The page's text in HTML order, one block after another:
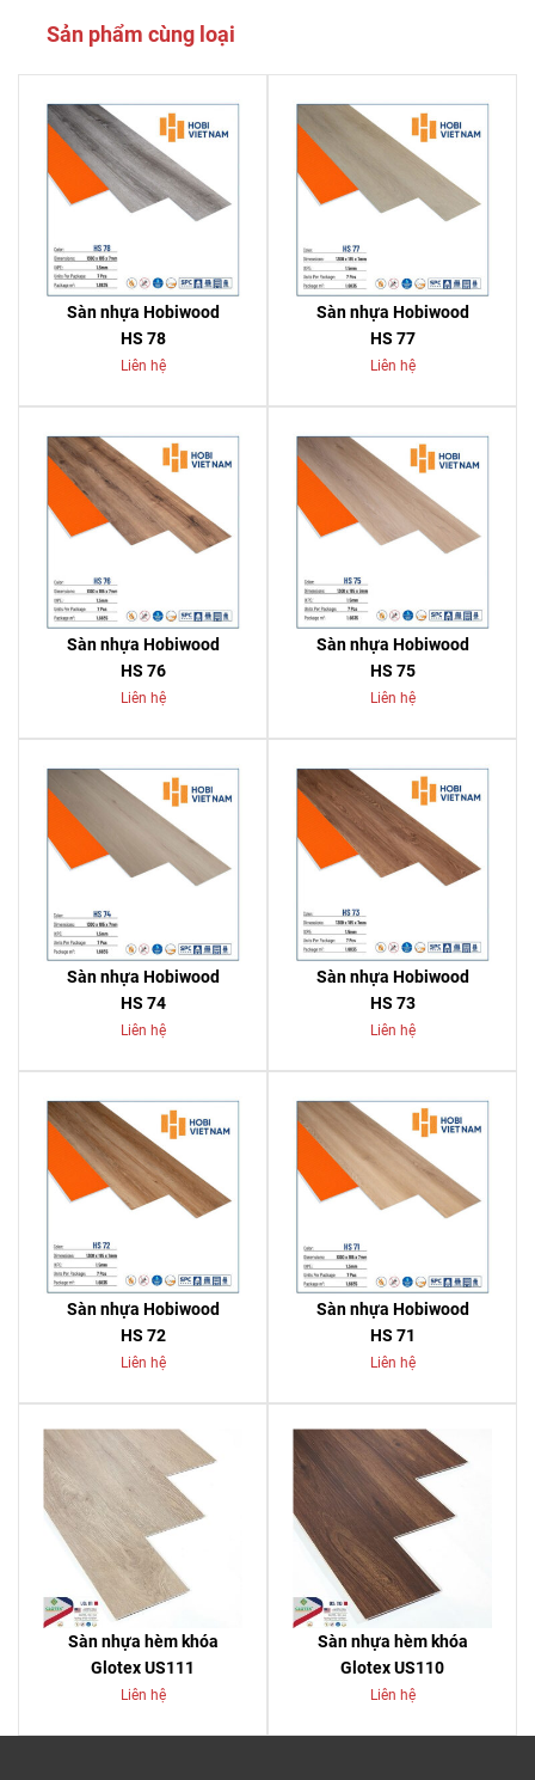
Sản phẩm cùng loại
Sàn nhựa Hobiwood
HS 78
Liên hệ
Sàn nhựa Hobiwood
HS 77
Liên hệ
Sàn nhựa Hobiwood
HS 76
Liên hệ
Sàn nhựa Hobiwood
HS 75
Liên hệ
Sàn nhựa Hobiwood
HS 74
Liên hệ
Sàn nhựa Hobiwood
HS 73
Liên hệ
Sàn nhựa Hobiwood
HS 72
Liên hệ
Sàn nhựa Hobiwood
HS 71
Liên hệ
Sàn nhựa hèm khóa
Glotex US111
Liên hệ
Sàn nhựa hèm khóa
Glotex US110
Liên hệ